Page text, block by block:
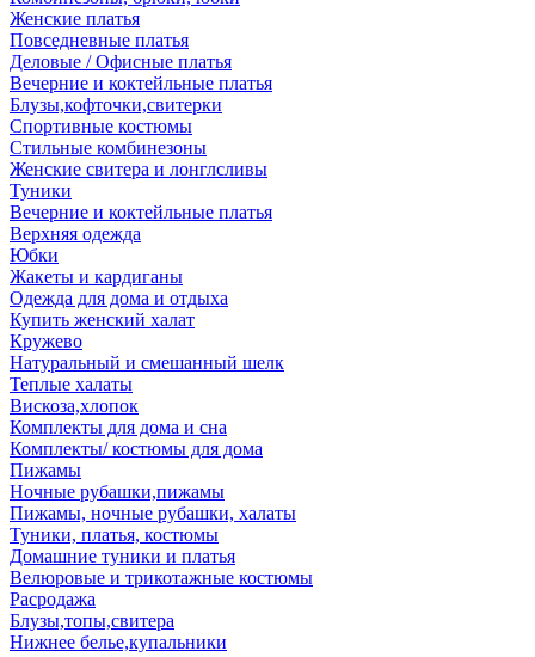
Женские платья
Повседневные платья
Деловые / Офисные платья
Вечерние и коктейльные платья
Блузы,кофточки,свитерки
Спортивные костюмы
Стильные комбинезоны
Женские свитера и лонглсливы
Туники
Вечерние и коктейльные платья
Верхняя одежда
Юбки
Жакеты и кардиганы
Одежда для дома и отдыха
Купить женский халат
Кружево
Натуральный и смешанный шелк
Теплые халаты
Вискоза,хлопок
Комплекты для дома и сна
Комплекты/ костюмы для дома
Пижамы
Ночные рубашки,пижамы
Пижамы, ночные рубашки, халаты
Туники, платья, костюмы
Домашние туники и платья
Велюровые и трикотажные костюмы
Расродажа
Блузы,топы,свитера
Нижнее белье,купальники